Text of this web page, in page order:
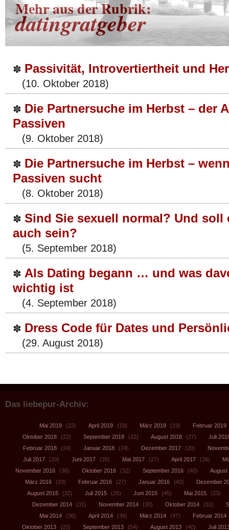
Mehr aus der Rubrik:
datingratgeber
✽ Passivität, Introvertiertheit und
(10. Oktober 2018)
✽ Die Partnersuche im Herbst – der
Passiven
(9. Oktober 2018)
✽ Die Partnersuche im Herbst –
Passiven sucht
(8. Oktober 2018)
✽ Sind Sie sexuell normal? Und soll
auch sein?
(5. September 2018)
✽ Als Dating begann … und was
wichtig ist
(4. September 2018)
✽ Dress Code für Dates und
(29. August 2018)
Das liebepur-Archiv:
Mai 2019 (22) April 2019 (19) März 2019 (19) Februar 2019
Oktober 2018
(22) September 2018 (22) August 2018 (27)
Juli
Februar 2018
(24) Januar 2018 (24) Dezember 2017 (20)
Juli 2017
(20) Juni 2017 (26) Mai 2017 (27) April 2017 (26)
November 2016
(36) Oktober 2016 (32) September 2016 (40)
August
März 2016
(33) Februar 2016 (27) Januar 2016 (42)
Dezember
August 2015
(32) Juli 2015 (25) Juni 2015 (45) Mai 2015
(23)
Dezember 2014
(31) November 2014 (30) Oktober 2014 (31)
Mai 2014
(36) April 2014 (36) März 2014 (47) Februar 2014
Oktober 2013
(25) September 2013 (54) August 2013 (40)
Juli